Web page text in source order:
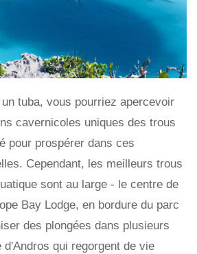
tuba, vous pourriez apercevoir
cavernicoles uniques des trous
pour prospérer dans ces
Cependant, les meilleurs trous
sont au large - le centre de
Bay Lodge, en bordure du parc
des plongées dans plusieurs
qui regorgent de vie